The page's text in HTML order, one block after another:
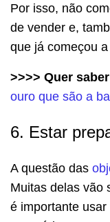
Por isso, não
de vender e,
que já começou
>>>> Quer
ouro que são a
6. Estar
A questão das
Muitas delas vão
é importante